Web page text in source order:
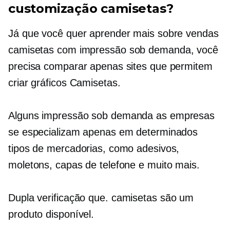
customização camisetas?
Já que você quer aprender mais sobre vendas
camisetas com impressão sob demanda, você
precisa comparar apenas sites que permitem
criar gráficos Camisetas.
Alguns impressão sob demanda as empresas
se especializam apenas em determinados
tipos de mercadorias, como adesivos,
moletons, capas de telefone e muito mais.
Dupla verificação que. camisetassão um
produto disponível.